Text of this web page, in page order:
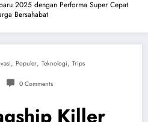
2025 dengan Performa Super Cepat
Bersahabat
, Populer, Teknologi, Trips
0 Comments
Killer